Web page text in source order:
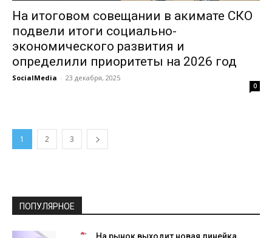
На итоговом совещании в акимате СКО
подвели итоги социально-
экономического развития и
определили приоритеты на 2026 год
SocialMedia - 23 декабря, 2025
0
1 2 3
ПОПУЛЯРНОЕ